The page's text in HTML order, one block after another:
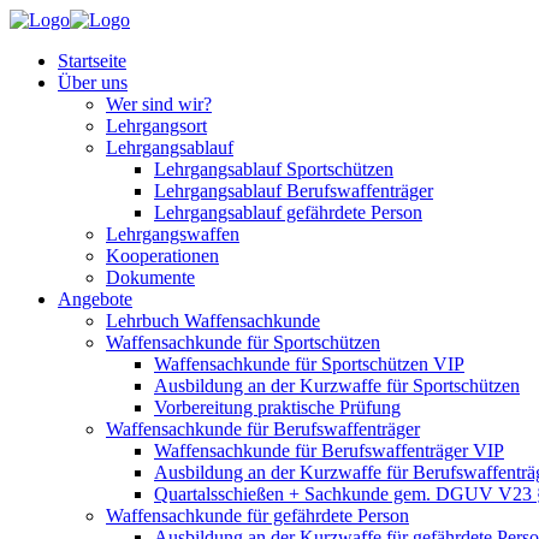
Startseite
Über uns
Wer sind wir?
Lehrgangsort
Lehrgangsablauf
Lehrgangsablauf Sportschützen
Lehrgangsablauf Berufswaffenträger
Lehrgangsablauf gefährdete Person
Lehrgangswaffen
Kooperationen
Dokumente
Angebote
Lehrbuch Waffensachkunde
Waffensachkunde für Sportschützen
Waffensachkunde für Sportschützen VIP
Ausbildung an der Kurzwaffe für Sportschützen
Vorbereitung praktische Prüfung
Waffensachkunde für Berufswaffenträger
Waffensachkunde für Berufswaffenträger VIP
Ausbildung an der Kurzwaffe für
Quartalsschießen + Sachkunde gem. DGUV V23
Waffensachkunde für gefährdete Person